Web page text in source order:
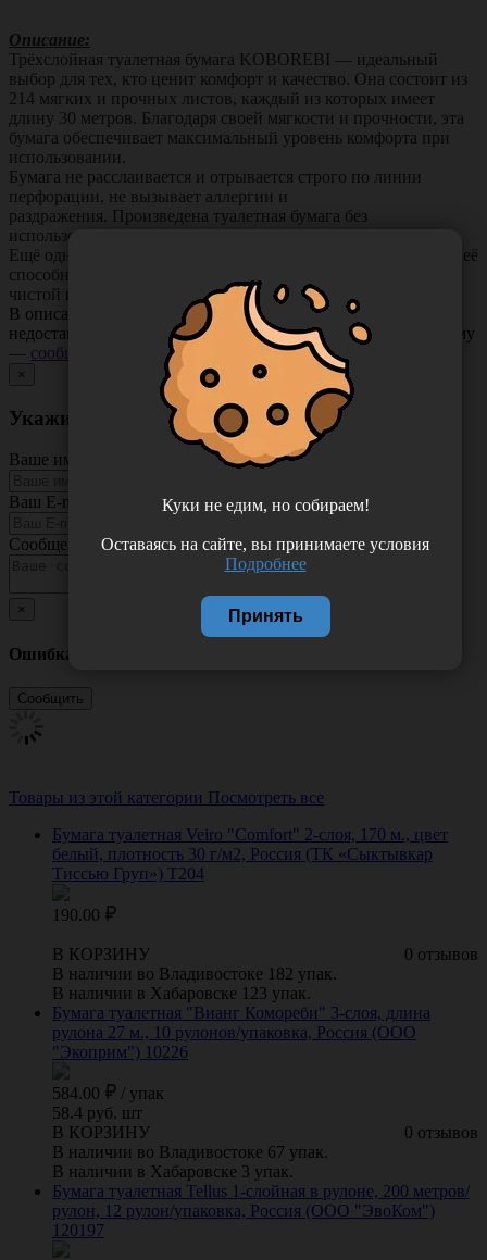
Описание:
Трёхслойная туалетная бумага KOBOREBI — идеальный
выбор для тех, кто ценит комфорт и качество. Она состоит из
214 мягких и прочных листов, каждый из которых имеет
длину 30 метров. Благодаря своей мягкости и прочности, эта
бумага обеспечивает максимальный уровень комфорта при
использовании.
Бумага не расслаивается и отрывается строго по линии
перфорации, не вызывает аллергии и
раздражения. Произведена туалетная бумага без
использования химических отбеливателей.
Ещё одним преимуществом этой туалетной бумаги является её
способность легко смываться, что делает её экологически
чистой и удобной в утилизации.
В описании товара могут иметь место неточности или
недостающая информация. Если вы заметили такую проблему
— сообщите нам
×
Укажите неточность в описании товара
Ваше имя
Ваш E-mail
Сообщение
×
Ошибка
Товары из этой категории Посмотреть все
Бумага туалетная Veiro "Comfort" 2-слоя, 170 м., цвет
белый, плотность 30 г/м2, Россия (ТК «Сыктывкар
Тиссью Груп») Т204
190.00
0 отзывов
В КОРЗИНУ
В наличии во Владивостоке 182 упак.
В наличии в Хабаровске 123 упак.
Бумага туалетная "Вианг Комореби" 3-слоя, длина
рулона 27 м., 10 рулонов/упаковка, Россия (ООО
"Экоприм") 10226
584.00 / упак
58.4 руб. шт
0 отзывов
В КОРЗИНУ
В наличии во Владивостоке 67 упак.
В наличии в Хабаровске 3 упак.
Бумага туалетная Tellus 1-слойная в рулоне, 200 метров/
рулон, 12 рулон/упаковка, Россия (ООО "ЭвоКом")
120197
Куки не едим, но собираем!
Оставаясь на сайте, вы принимаете условия
Подробнее
Принять